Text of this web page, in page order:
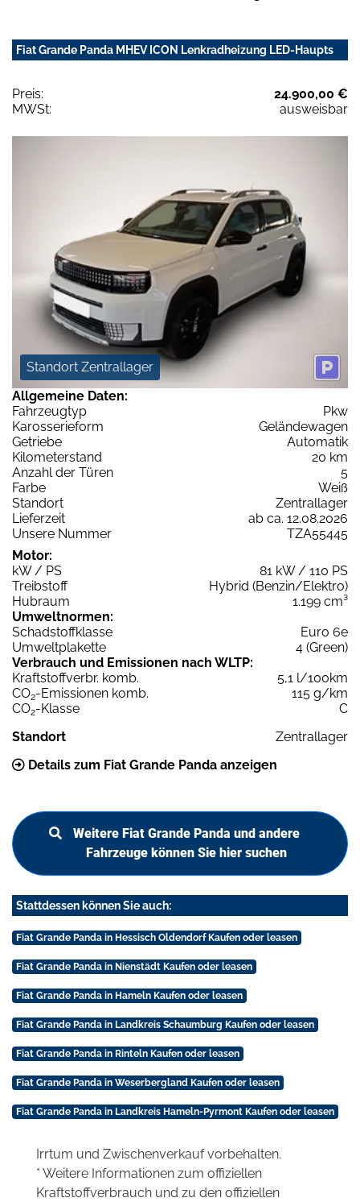
Fiat Grande Panda MHEV ICON Lenkradheizung LED-Haupts
Preis:
24.900,00 €
MWSt:
ausweisbar
Standort Zentrallager
Allgemeine Daten:
Fahrzeugtyp
Pkw
Karosserieform
Geländewagen
Getriebe
Automatik
Kilometerstand
20 km
Anzahl der Türen
5
Farbe
Weiß
Standort
Zentrallager
Lieferzeit
ab ca. 12.08.2026
Unsere Nummer
TZA55445
Motor:
kW / PS
81 kW / 110 PS
Treibstoff
Hybrid (Benzin/Elektro)
Hubraum
1.199 cm³
Umweltnormen:
Schadstoffklasse
Euro 6e
Umweltplakette
4 (Green)
Verbrauch und Emissionen nach WLTP:
Kraftstoffverbr. komb.
5,1 l/100km
CO2-Emissionen komb.
115 g/km
CO2-Klasse
C
Standort
Zentrallager
Details zum Fiat Grande Panda anzeigen
Weitere Fiat Grande Panda und andere
Fahrzeuge können Sie hier suchen
Stattdessen können Sie auch:
Fiat Grande Panda in Hessisch Oldendorf Kaufen oder leasen
Fiat Grande Panda in Nienstädt Kaufen oder leasen
Fiat Grande Panda in Hameln Kaufen oder leasen
Fiat Grande Panda in Landkreis Schaumburg Kaufen oder leasen
Fiat Grande Panda in Rinteln Kaufen oder leasen
Fiat Grande Panda in Weserbergland Kaufen oder leasen
Fiat Grande Panda in Landkreis Hameln-Pyrmont Kaufen oder leasen
Irrtum und Zwischenverkauf vorbehalten.
* Weitere Informationen zum offiziellen
Kraftstoffverbrauch und zu den offiziellen